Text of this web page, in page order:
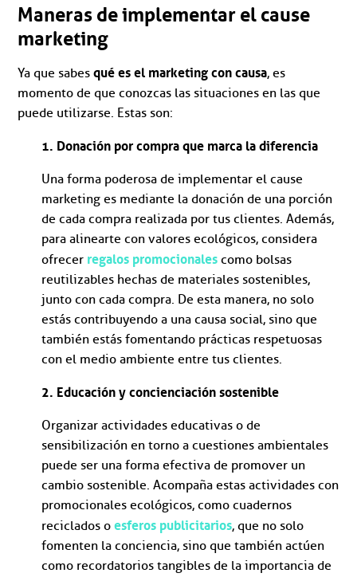
Maneras de implementar el cause
marketing
Ya que sabesqué es el marketing con causa, es
momento de que conozcas las situaciones en las que
puede utilizarse. Estas son:
1. Donación por compra que marca la diferencia
Una forma poderosa de implementar el cause
marketing es mediante la donación de una porción
de cada compra realizada por tus clientes. Además,
para alinearte con valores ecológicos, considera
ofrecer regalos promocionales como bolsas
reutilizables hechas de materiales sostenibles,
junto con cada compra. De esta manera, no solo
estás contribuyendo a una causa social, sino que
también estás fomentando prácticas respetuosas
con el medio ambiente entre tus clientes.
2. Educación y concienciación sostenible
Organizar actividades educativas o de
sensibilización en torno a cuestiones ambientales
puede ser una forma efectiva de promover un
cambio sostenible. Acompaña estas actividades con
promocionales ecológicos, como cuadernos
reciclados oesferos publicitarios, que no solo
fomenten la conciencia, sino que también actúen
como recordatorios tangibles de la importancia de